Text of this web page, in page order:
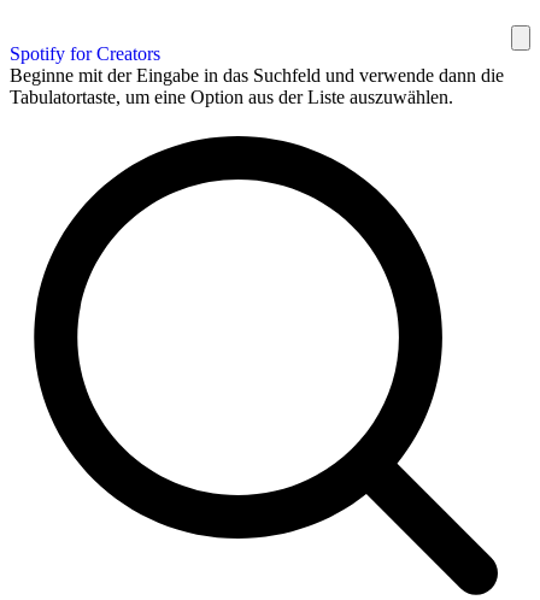
Spotify for Creators
Beginne mit der Eingabe in das Suchfeld und verwende dann die
Tabulatortaste, um eine Option aus der Liste auszuwählen.